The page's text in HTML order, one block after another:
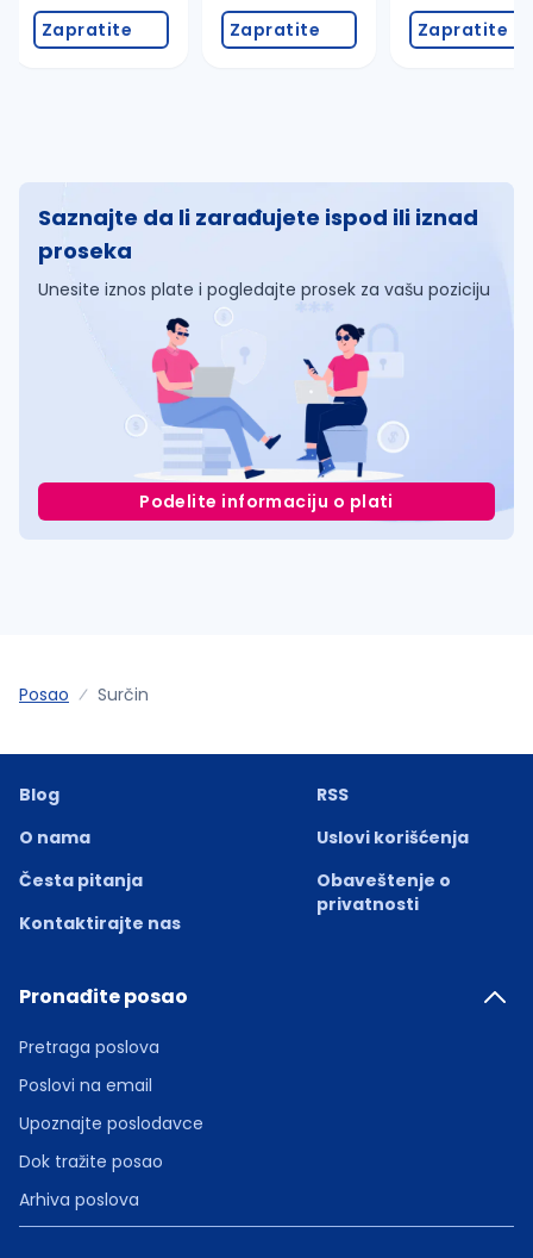
Zapratite Zapratite Zapratite
Saznajte da li zarađujete ispod ili iznad
proseka
Unesite iznos plate i pogledajte prosek za vašu poziciju
Podelite informaciju o plati
Posao Surčin
Blog
O nama
Česta pitanja
Kontaktirajte nas
RSS
Uslovi korišćenja
Obaveštenje o
privatnosti
Pronađite posao
Pretraga poslova
Poslovi na email
Upoznajte poslodavce
Dok tražite posao
Arhiva poslova